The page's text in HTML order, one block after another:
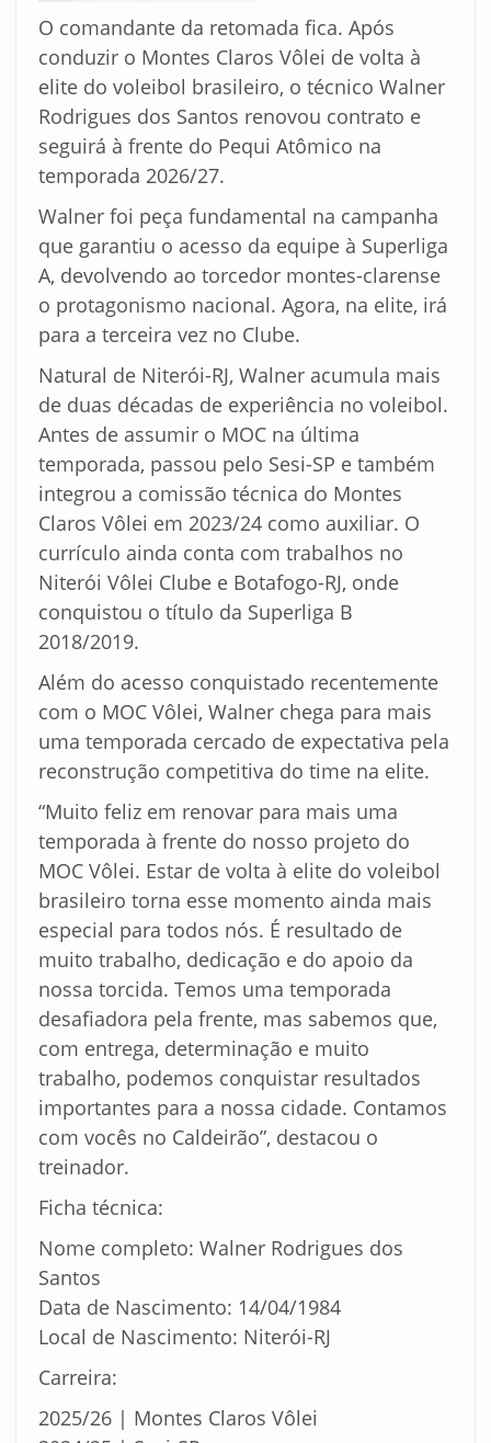
O comandante da retomada fica. Após
conduzir o Montes Claros Vôlei de volta à
elite do voleibol brasileiro, o técnico Walner
Rodrigues dos Santos renovou contrato e
seguirá à frente do Pequi Atômico na
temporada 2026/27.
Walner foi peça fundamental na campanha
que garantiu o acesso da equipe à Superliga
A, devolvendo ao torcedor montes-clarense
o protagonismo nacional. Agora, na elite, irá
para a terceira vez no Clube.
Natural de Niterói-RJ, Walner acumula mais
de duas décadas de experiência no voleibol.
Antes de assumir o MOC na última
temporada, passou pelo Sesi-SP e também
integrou a comissão técnica do Montes
Claros Vôlei em 2023/24 como auxiliar. O
currículo ainda conta com trabalhos no
Niterói Vôlei Clube e Botafogo-RJ, onde
conquistou o título da Superliga B
2018/2019.
Além do acesso conquistado recentemente
com o MOC Vôlei, Walner chega para mais
uma temporada cercado de expectativa pela
reconstrução competitiva do time na elite.
“Muito feliz em renovar para mais uma
temporada à frente do nosso projeto do
MOC Vôlei. Estar de volta à elite do voleibol
brasileiro torna esse momento ainda mais
especial para todos nós. É resultado de
muito trabalho, dedicação e do apoio da
nossa torcida. Temos uma temporada
desafiadora pela frente, mas sabemos que,
com entrega, determinação e muito
trabalho, podemos conquistar resultados
importantes para a nossa cidade. Contamos
com vocês no Caldeirão”, destacou o
treinador.
Ficha técnica:
Nome completo: Walner Rodrigues dos
Santos
Data de Nascimento: 14/04/1984
Local de Nascimento: Niterói-RJ
Carreira:
2025/26 | Montes Claros Vôlei